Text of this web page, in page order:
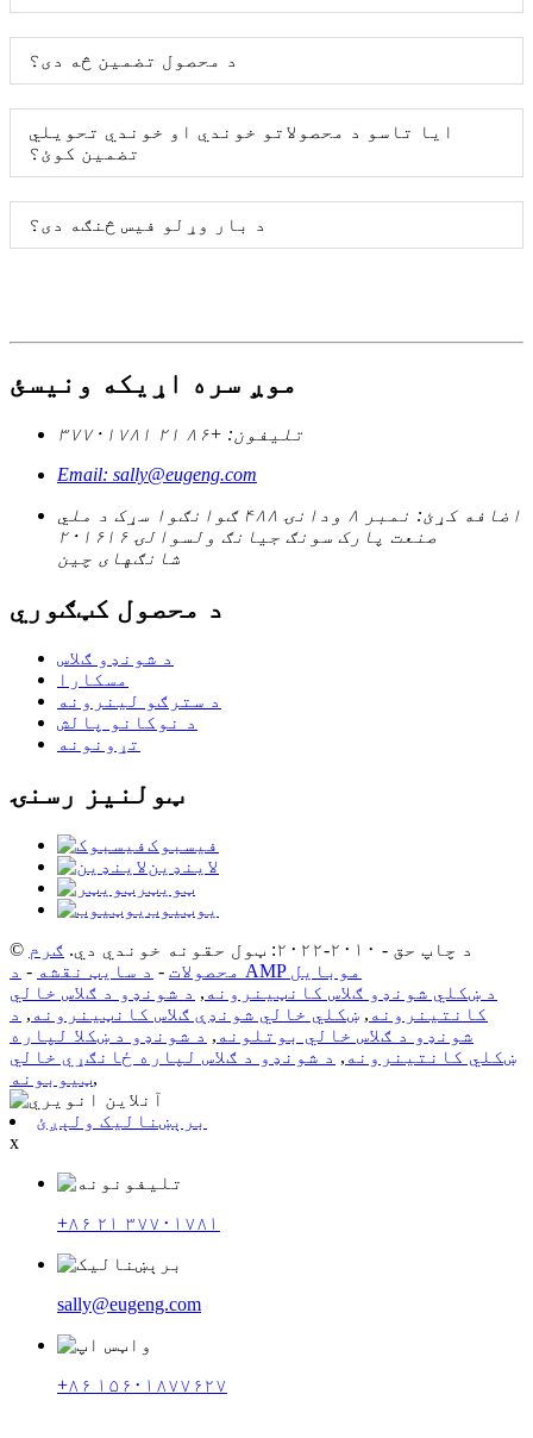
د محصول تضمین څه دی؟
ایا تاسو د محصولاتو خوندي او خوندي تحویلي
تضمین کوئ؟
د بار وړلو فیس څنګه دی؟
موږ سره اړیکه ونیسئ
تلیفون: +۸۶ ۲۱ ۳۷۷۰۱۷۸۱
Email: sally@eugeng.com
اضافه کړئ: نمبر ۸ ودانۍ ۴۸۸ ګوانګوا سړک د ملي
صنعت پارک سونګ جیانګ ولسوالۍ ۲۰۱۶۱۶
شانګهای چین
د محصول کټګوري
د شونډو ګلاس
مسکارا
د سترګو لینرونه
د نوکانو پالش
تړونونه
ټولنیز رسنۍ
فیسبوک
لاینډین
ټویټر
یوټیوب
© د چاپ حق - ۲۰۱۰-۲۰۲۲: ټول حقونه خوندي دي.
ګرم
محصولات - د سایټ نقشه -
د AMP موبایل
د ښکلي شونډو ګلاس کانټینرونه , د شونډو د ګلاس خالي
کانتینرونه , ښکلي خالي شونډې ګلاس کانټینرونه , د
شونډو د ګلاس خالي بوتلونه , د شونډو د ښکلا لپاره
ښکلي کانتینرونه , د شونډو د ګلاس لپاره ځانګړي خالي
ټیوبونه,
برېښنالیک ولېږئ
x
+۸۶ ۲۱ ۳۷۷۰۱۷۸۱
sally@eugeng.com
+۸۶ ۱۵۶۰۱۸۷۷۶۲۷